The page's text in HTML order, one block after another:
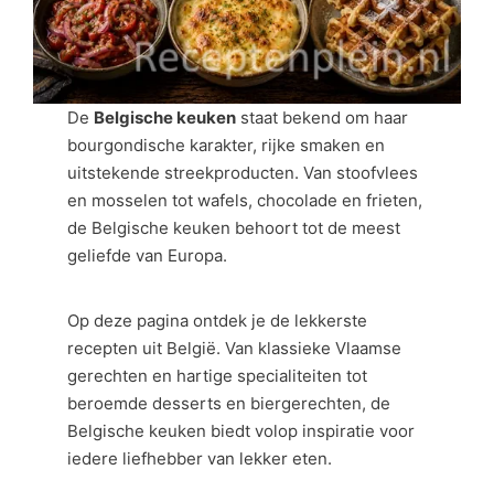
De Belgische keuken staat bekend om haar
bourgondische karakter, rijke smaken en
uitstekende streekproducten. Van stoofvlees
en mosselen tot wafels, chocolade en frieten,
de Belgische keuken behoort tot de meest
geliefde van Europa.
Op deze pagina ontdek je de lekkerste
recepten uit België. Van klassieke Vlaamse
gerechten en hartige specialiteiten tot
beroemde desserts en biergerechten, de
Belgische keuken biedt volop inspiratie voor
iedere liefhebber van lekker eten.